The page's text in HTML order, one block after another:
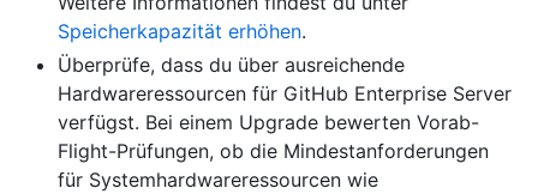
Speicherkapazität erhöhen.
Überprüfe, dass du über ausreichende
Hardwareressourcen für GitHub Enterprise Server
verfügst. Bei einem Upgrade bewerten Vorab-
Flight-Prüfungen, ob die Mindestanforderungen
für Systemhardwareressourcen wie